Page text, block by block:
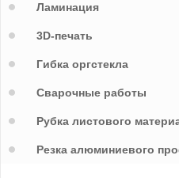
Ламинация
3D-печать
Гибка оргстекла
Сварочные работы
Рубка листового
Резка алюминиевого